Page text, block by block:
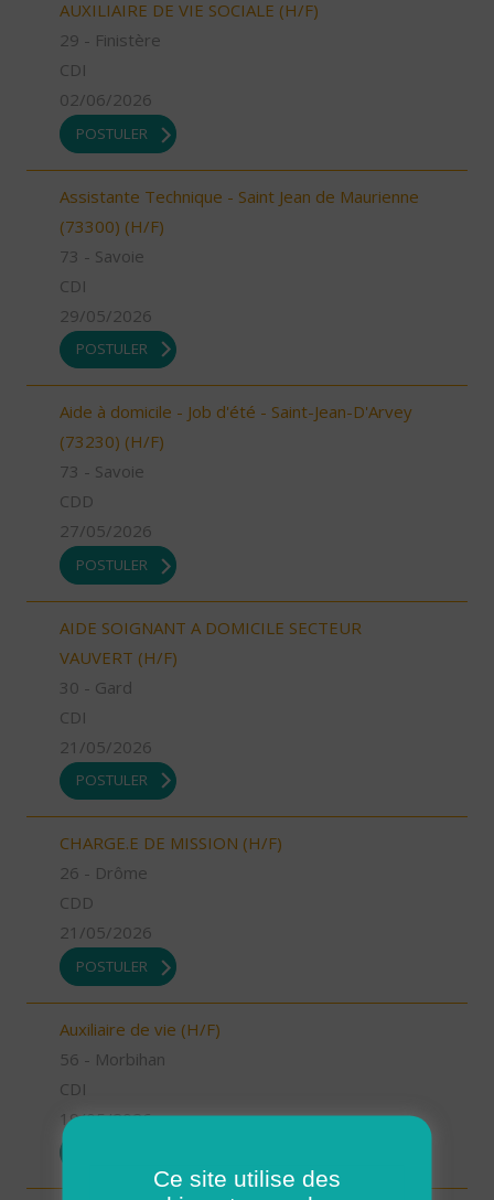
AUXILIAIRE DE VIE SOCIALE (H/F)
29 - Finistère
CDI
02/06/2026
POSTULER
Assistante Technique - Saint Jean de Maurienne
(73300) (H/F)
73 - Savoie
CDI
29/05/2026
POSTULER
Aide à domicile - Job d'été - Saint-Jean-D'Arvey
(73230) (H/F)
73 - Savoie
CDD
27/05/2026
POSTULER
AIDE SOIGNANT A DOMICILE SECTEUR
VAUVERT (H/F)
30 - Gard
CDI
21/05/2026
POSTULER
CHARGE.E DE MISSION (H/F)
26 - Drôme
CDD
21/05/2026
POSTULER
Auxiliaire de vie (H/F)
56 - Morbihan
CDI
19/05/2026
Ce site utilise des